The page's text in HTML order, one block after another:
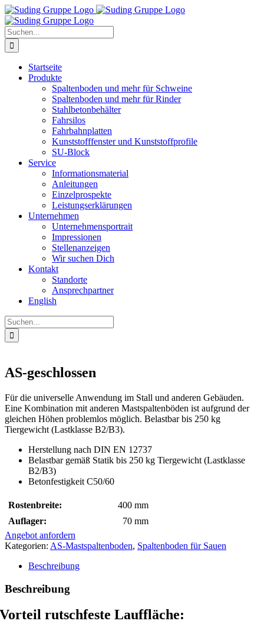
Zum
Inhalt
springen
Suche
nach:
Startseite
Produkte
Spaltenboden und mehr für Schweine
Spaltenboden und mehr für Rinder
Stahlbetonbehälter
Fahrsilos
Fahrbahnplatten
Kunststofffenster und Kunststoffprofile
SU-Block
Service
Informationsmaterial
Anleitungen
Einzelprospekte
Leistungserklärungen
Unternehmen
Unternehmensportrait
Impressionen
Stellenanzeigen
Wir suchen Dich
Kontakt
Standorte
Ansprechpartner
English
Suche
nach:
AS-geschlossen
Für die universelle Anwendung im Stall und anderen Gebäuden.
Eine Kombination mit anderen Mastspaltenböden ist aufgrund der
gleichen Höhen problemlos möglich. Belastbar bis 250 kg
Tiergewicht (Lastklasse B2/B3).
Herstellung nach DIN EN 12737
Belastbar gemäß Statik bis 250 kg Tiergewicht (Lastklasse
B2/B3)
Betonfestigkeit C50/60
Rostenbreite:
400 mm
Auflager:
70 mm
Angebot anfordern
Kategorien: AS-Mastspaltenboden, Spaltenboden für Sauen
Beschreibung
Beschreibung
Vorteil rutschfeste Lauffläche: